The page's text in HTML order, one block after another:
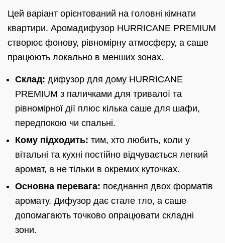
Цей варіант орієнтований на головні кімнати
квартири. Аромадифузор HURRICANE PREMIUM
створює фонову, рівномірну атмосферу, а саше
працюють локально в менших зонах.
Склад: дифузор для дому HURRICANE
PREMIUM з паличками для тривалої та
рівномірної дії плюс кілька саше для шафи,
передпокою чи спальні.
Кому підходить: тим, хто любить, коли у
вітальні та кухні постійно відчувається легкий
аромат, а не тільки в окремих куточках.
Основна перевага: поєднання двох форматів
аромату. Дифузор дає стале тло, а саше
допомагають точково опрацювати складні
зони.